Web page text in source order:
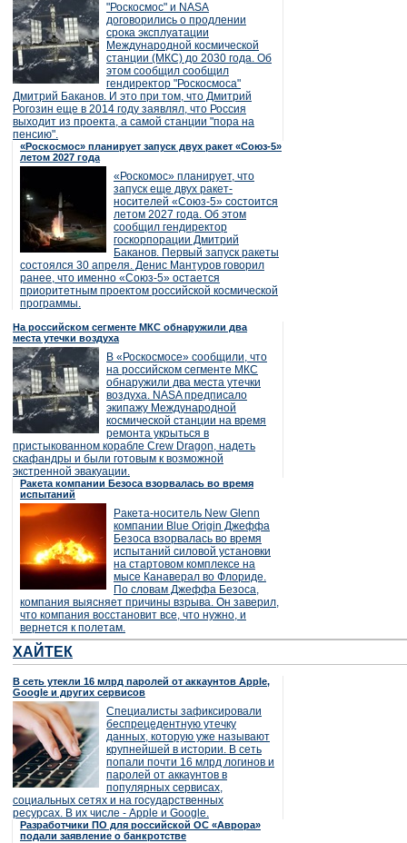
"Роскосмос" и NASA
договорились о продлении
срока эксплуатации
Международной космической
станции (МКС) до 2030 года. Об
этом сообщил сообщил
гендиректор "Роскосмоса"
Дмитрий Баканов. И это при том, что Дмитрий
Рогозин еще в 2014 году заявлял, что Россия
выходит из проекта, а самой станции "пора на
пенсию".
«Роскосмос» планирует запуск двух ракет «Союз-5»
летом 2027 года
«Роскомос» планирует, что
запуск еще двух ракет-
носителей «Союз-5» состоится
летом 2027 года. Об этом
сообщил гендиректор
госкорпорации Дмитрий
Баканов. Первый запуск ракеты
состоялся 30 апреля. Денис Мантуров говорил
ранее, что именно «Союз-5» остается
приоритетным проектом российской космической
программы.
На российском сегменте МКС обнаружили два
места утечки воздуха
В «Роскосмосе» сообщили, что
на российском сегменте МКС
обнаружили два места утечки
воздуха. NASA предписало
экипажу Международной
космической станции на время
ремонта укрыться в
пристыкованном корабле Crew Dragon, надеть
скафандры и были готовым к возможной
экстренной эвакуации.
Ракета компании Безоса взорвалась во время
испытаний
Ракета-носитель New Glenn
компании Blue Origin Джеффа
Безоса взорвалась во время
испытаний силовой установки
на стартовом комплексе на
мысе Канаверал во Флориде.
По словам Джеффа Безоса,
компания выясняет причины взрыва. Он заверил,
что компания восстановит все, что нужно, и
вернется к полетам.
ХАЙТЕК
В сеть утекли 16 млрд паролей от аккаунтов Apple,
Google и других сервисов
Специалисты зафиксировали
беспрецедентную утечку
данных, которую уже называют
крупнейшей в истории. В сеть
попали почти 16 млрд логинов и
паролей от аккаунтов в
популярных сервисах,
социальных сетях и на государственных
ресурсах. В их числе - Apple и Google.
Разработчики ПО для российской ОС «Аврора»
подали заявление о банкротстве